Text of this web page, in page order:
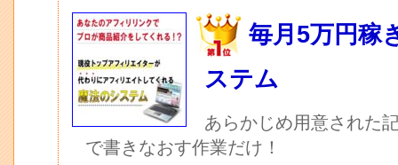
毎月5万円稼
ステム
あらかじめ用意された
で書きなおす作業だけ！